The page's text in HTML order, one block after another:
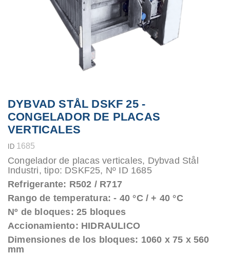
DYBVAD STÅL DSKF 25 -
CONGELADOR DE PLACAS
VERTICALES
ID 1685
Congelador de placas verticales, Dybvad Stål
Industri, tipo: DSKF25, Nº ID 1685
Refrigerante: R502 / R717
Rango de temperatura: - 40 °C / + 40 °C
Nº de bloques: 25 bloques
Accionamiento: HIDRAULICO
Dimensiones de los bloques: 1060 x 75 x 560
mm